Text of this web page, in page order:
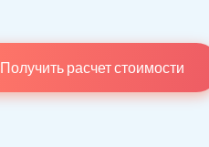
Получить расчет стоимости